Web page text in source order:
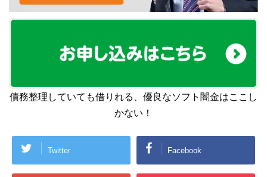
債務整理していても借りれる、優良なソフト闇金はここし
かない！
Twitter Facebook